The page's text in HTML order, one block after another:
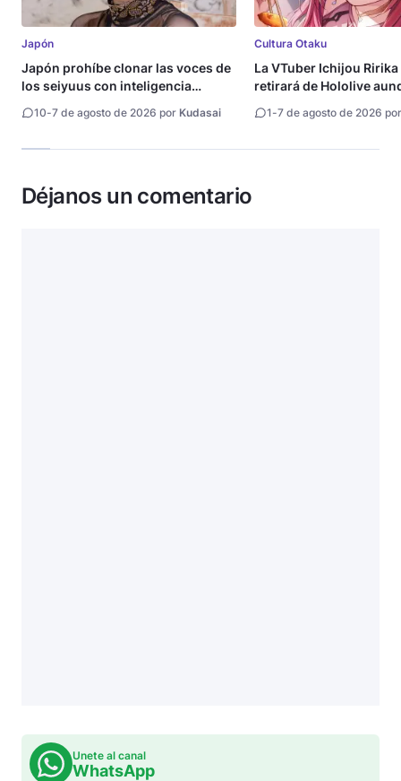
Japón
Japón prohíbe clonar las voces de
los seiyuus con inteligencia
10-7 de agosto de 2026 por Kudasai
Cultura Otaku
La VTuber Ichijou Ririka
retirará de Hololive
1-7 de agosto de 2026
Déjanos un comentario
Unete al canal
WhatsApp